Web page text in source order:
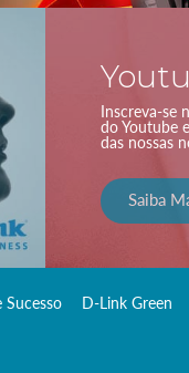
Inscreva-se
do Youtube
das nossas
Saiba
Sucesso D-Link Green